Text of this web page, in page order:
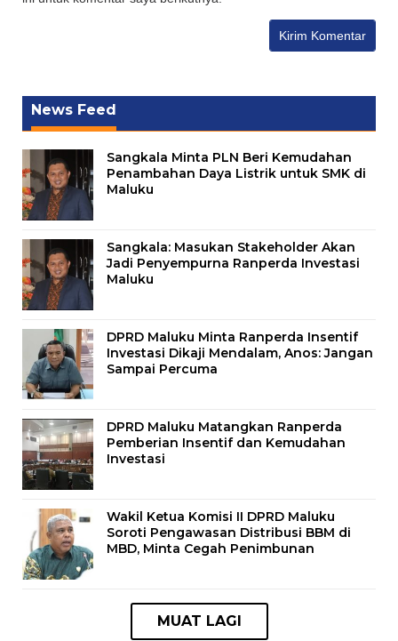
News Feed
Sangkala Minta PLN Beri Kemudahan
Penambahan Daya Listrik untuk SMK di
Maluku
Sangkala: Masukan Stakeholder Akan
Jadi Penyempurna Ranperda Investasi
Maluku
DPRD Maluku Minta Ranperda Insentif
Investasi Dikaji Mendalam, Anos: Jangan
Sampai Percuma
DPRD Maluku Matangkan Ranperda
Pemberian Insentif dan Kemudahan
Investasi
Wakil Ketua Komisi II DPRD Maluku
Soroti Pengawasan Distribusi BBM di
MBD, Minta Cegah Penimbunan